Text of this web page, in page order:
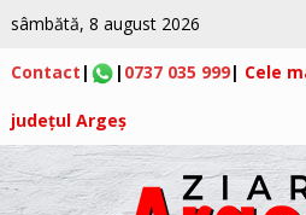
sâmbătă, 8 august 2026
Contact | | 0737 035 999| Cele
județul Argeș